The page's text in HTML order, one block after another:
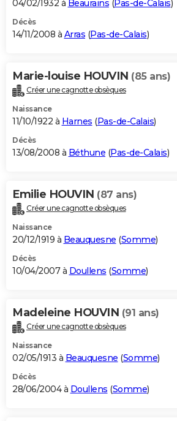
04/02/1932 à Beaurains (Pas-de-Calais)
Décès
14/11/2008 à Arras (Pas-de-Calais)
Marie-louise HOUVIN (85 ans)
Créer une cagnotte obsèques
Naissance
11/10/1922 à Harnes (Pas-de-Calais)
Décès
13/08/2008 à Béthune (Pas-de-Calais)
Emilie HOUVIN (87 ans)
Créer une cagnotte obsèques
Naissance
20/12/1919 à Beauquesne (Somme)
Décès
10/04/2007 à Doullens (Somme)
Madeleine HOUVIN (91 ans)
Créer une cagnotte obsèques
Naissance
02/05/1913 à Beauquesne (Somme)
Décès
28/06/2004 à Doullens (Somme)